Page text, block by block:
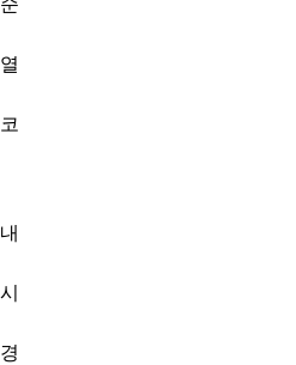
순
열
코
내
시
경